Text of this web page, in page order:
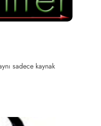
sadece kaynak